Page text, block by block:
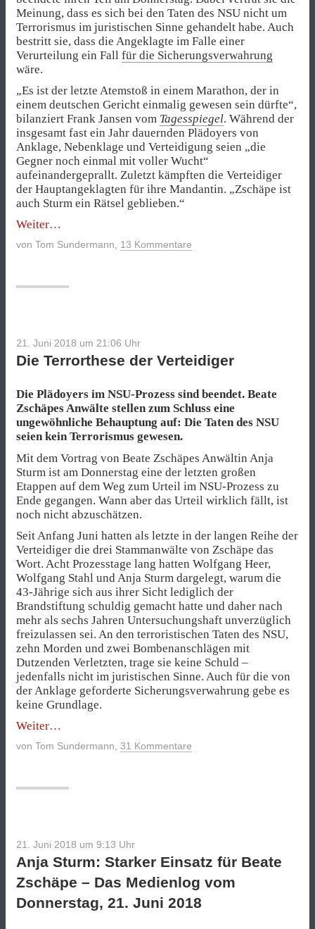
Meinung, dass es sich bei den Taten des NSU nicht um
Terrorismus im juristischen Sinne gehandelt habe. Auch
bestritt sie, dass die Angeklagte im Falle einer
Verurteilung ein Fall für die Sicherungsverwahrung
wäre.
„Es ist der letzte Atemstoß in einem Marathon, der in
einem deutschen Gericht einmalig gewesen sein dürfte“,
bilanziert Frank Jansen vom Tagesspiegel. Während der
insgesamt fast ein Jahr dauernden Plädoyers von
Anklage, Nebenklage und Verteidigung seien „die
Gegner noch einmal mit voller Wucht“
aufeinandergeprallt. Zuletzt kämpften die Verteidiger
der Hauptangeklagten für ihre Mandantin. „Zschäpe ist
auch Sturm ein Rätsel geblieben.“
Weiter„Ein
Marathon
namens
vom
Freitag,
22.
2018“
von Tom Sundermann, 13 Kommentare
21. Juni 2018 um 21:06 Uhr
Die Terrorthese der Verteidiger
Die Plädoyers im NSU-Prozess sind beendet. Beate
Zschäpes Anwälte stellen zum Schluss eine
ungewöhnliche Behauptung auf: Die Taten des NSU
seien kein Terrorismus gewesen.
Mit dem Vortrag von Beate Zschäpes Anwältin Anja
Sturm ist am Donnerstag eine der letzten großen
Etappen auf dem Weg zum Urteil im NSU-Prozess zu
Ende gegangen. Wann aber das Urteil wirklich fällt, ist
noch nicht abzuschätzen.
Seit Anfang Juni hatten als letzte in der langen Reihe der
Verteidiger die drei Stammanwälte von Zschäpe das
Wort. Acht Prozesstage lang hatten Wolfgang Heer,
Wolfgang Stahl und Anja Sturm dargelegt, warum die
43-Jährige sich aus ihrer Sicht lediglich der
Brandstiftung schuldig gemacht hatte und daher nach
mehr als sechs Jahren Untersuchungshaft unverzüglich
freizulassen sei. An den terroristischen Taten des NSU,
zehn Morden und zwei Bombenanschlägen mit
Dutzenden Verletzten, trage sie keine Schuld –
jedenfalls nicht im juristischen Sinne. Auch für die von
der Anklage geforderte Sicherungsverwahrung gebe es
keine Grundlage.
Weiter„Die
Terrorthese
der
von Tom Sundermann 31 Kommentare
21. Juni 2018 um 9:13 Uhr
Anja Sturm: Starker Einsatz für Beate
Zschäpe – Das Medienlog vom
Donnerstag, 21. Juni 2018